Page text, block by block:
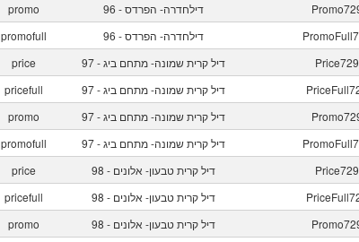
promo 96 - דילחדרה- הפרדס
promofull 96 - דילחדרה- הפרדס
price 97 - דיל קרית שמונה- מתחם ביג
pricefull 97 - דיל קרית שמונה- מתחם ביג
promo 97 - דיל קרית שמונה- מתחם ביג
promofull 97 - דיל קרית שמונה- מתחם ביג
price 98 - דיל קרית טבעון- אלונים
pricefull 98 - דיל קרית טבעון- אלונים
promo 98 - דיל קרית טבעון- אלונים